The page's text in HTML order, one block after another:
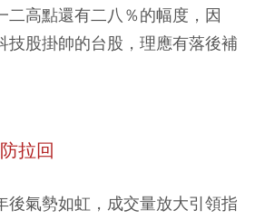
高點還有二八％的幅度，因
技股掛帥的台股，理應有落後補
拉回
後氣勢如虹，成交量放大引領指